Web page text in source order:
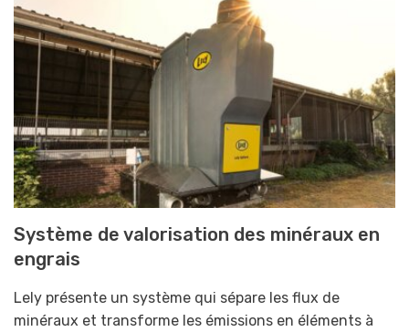
Système de valorisation des minéraux en
engrais
Lely présente un système qui sépare les flux de
minéraux et transforme les émissions en éléments à